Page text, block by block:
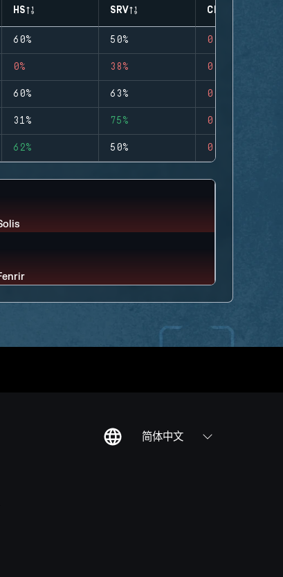
HS SRV CLUTCHES
60% 50% 0
0% 38% 0
60% 63% 0
31% 75% 0
62% 50% 0
简体中文